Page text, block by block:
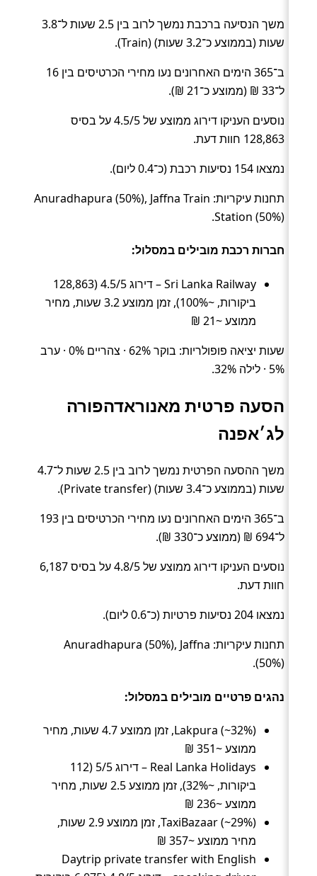
משך הנסיעה ברכבת נמשך לרוב בין 2.5 שעות ל־3.8
שעות (בממוצע כ־3.2 שעות) (Train).
ב־365 הימים האחרונים נעו מחירי הכרטיסים בין 16
ל־33 ₪ (ממוצע כ־21 ₪).
נוסעים העניקו דירוג ממוצע של 4.5/5 על בסיס
128,863 חוות דעת.
נמצאו 154 נסיעות רכבת (כ־0.4 ליום).
תחנות עיקריות: Anuradhapura (50%), Jaffna Train
Station (50%).
חברות רכבת מובילים במסלול:
Sri Lanka Railway – דירוג 4.5/5 (128,863
ביקורות, ~100%), זמן ממוצע 3.2 שעות, מחיר
ממוצע ~21 ₪
שעות יציאה פופולריות: בוקר 62% · צהריים 0% · ערב
5% · לילה 32%.
הסעה פרטית מאנוראדהפורה
לג׳אפנה
משך ההסעה הפרטית נמשך לרוב בין 2.5 שעות ל־4.7
שעות (בממוצע כ־3.4 שעות) (Private transfer).
ב־365 הימים האחרונים נעו מחירי הכרטיסים בין 193
ל־694 ₪ (ממוצע כ־330 ₪).
נוסעים העניקו דירוג ממוצע של 4.8/5 על בסיס 6,187
חוות דעת.
נמצאו 204 נסיעות פרטיות (כ־0.6 ליום).
תחנות עיקריות: Anuradhapura (50%), Jaffna
(50%).
נהגים פרטיים מובילים במסלול:
Lakpura (~32%), זמן ממוצע 4.7 שעות, מחיר
ממוצע ~351 ₪
Real Lanka Holidays – דירוג 5/5 (112
ביקורות, ~32%), זמן ממוצע 2.5 שעות, מחיר
ממוצע ~236 ₪
TaxiBazaar (~29%), זמן ממוצע 2.9 שעות,
מחיר ממוצע ~357 ₪
Daytrip private transfer with English